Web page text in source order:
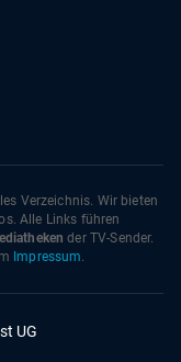
Verzeichnis. Wir bieten
Alle Links führen
der TV-Sender.
Impressum.
UG